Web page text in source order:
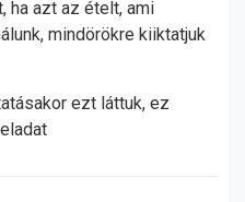
ha azt az ételt, ami
mindörökre kiiktatjuk
ezt láttuk, ez